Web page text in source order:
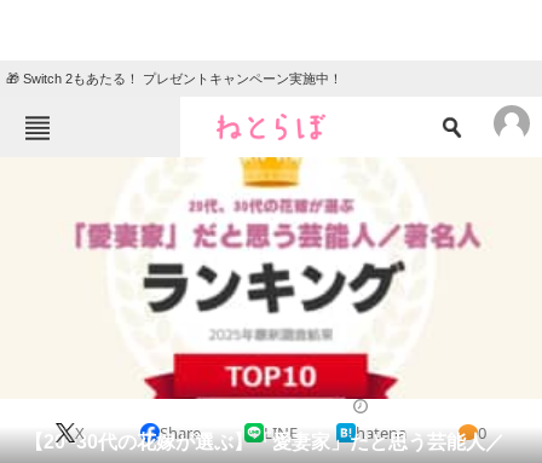
🎁 Switch 2もあたる！ プレゼントキャンペーン実施中！
ニュース
クイズ
地域
教育・育児
リサーチ
会員記事
【20~30代の花嫁が選ぶ】「愛妻家」だと思う芸能人／
X Share LINE hatena 0